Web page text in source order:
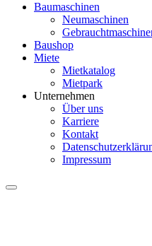
Baumaschinen
Neumaschinen
Baushop
Miete
Mietkatalog
Mietpark
Unternehmen
Über uns
Karriere
Kontakt
Impressum